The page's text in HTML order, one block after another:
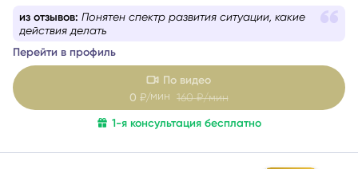
максимально полезными.
из отзывов: Елена как всегда четко и ясно сделала
роботу свою
Перейти в профиль
По видео
0 ₽/мин 160 ₽/мин
1-я консультация бесплатно